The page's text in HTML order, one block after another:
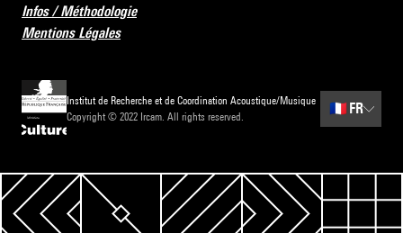
Infos / Méthodologie
Mentions Légales
Institut de Recherche et de Coordination Acoustique/Musique
Copyright © 2022 Ircam. All rights reserved.
🇫🇷 FR